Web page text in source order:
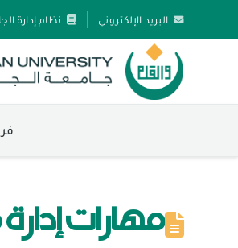
البريد الإلكتروني نظام إدارة
مهارات